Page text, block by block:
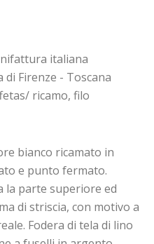
italiana
di Firenze - Toscana
ricamo, filo
bianco ricamato in
e punto fermato.
la parte superiore ed
di striscia, con motivo a
Fodera di tela di lino